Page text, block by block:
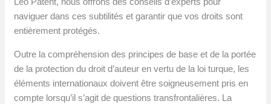
naviguer dans ces subtilités et garantir que vos droits sont
entièrement protégés.
Outre la compréhension des principes de base et de la portée
de la protection du droit d’auteur en vertu de la loi turque, les
éléments internationaux doivent être soigneusement pris en
compte lorsqu’il s’agit de questions transfrontalières. La